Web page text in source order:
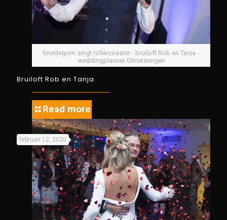
bruidegom zingt rollercoaster - bruiloft Rob en Tanja -
weddingplanner Glinsteringen
Bruiloft Rob en Tanja
Read more
februari 12, 2020